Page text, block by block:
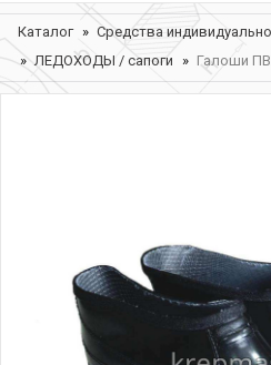
Каталог Средства
ЛЕДОХОДЫ / сапоги
Галоши